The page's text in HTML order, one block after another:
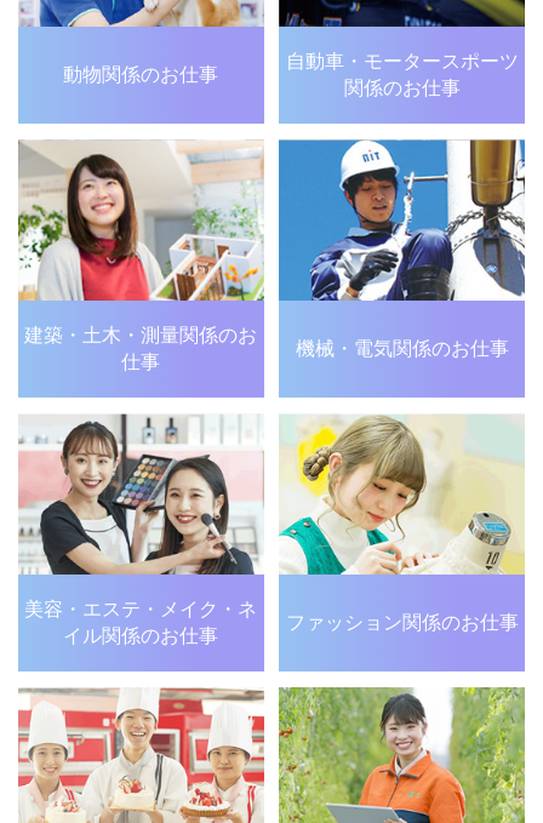
動物関係のお仕事
自動車・モータースポーツ
関係のお仕事
建築・土木・測量関係のお
仕事
機械・電気関係のお仕事
美容・エステ・メイク・ ネ
イル関係のお仕事
ファッション関係のお仕事